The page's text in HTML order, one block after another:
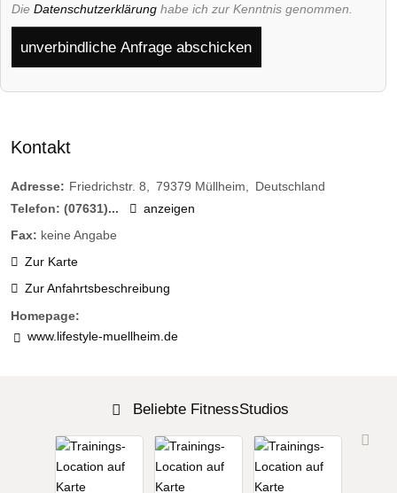
Die Datenschutzerklärung habe ich zur Kenntnis genommen.
unverbindliche Anfrage abschicken
Kontakt
Adresse: Friedrichstr. 8 79379 Müllheim
Deutschland
Telefon: (07631)...
anzeigen
Fax: keine Angabe
Zur Karte
Zur Anfahrtsbeschreibung
Homepage:
www.lifestyle-muellheim.de
Beliebte FitnessStudios